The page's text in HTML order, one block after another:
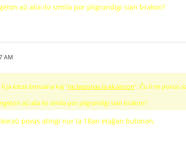
aŭ alia ilo simila por pligrandigi sian brakon?
AM
ja estas bonsana kaj "ne bezonas la ekzercon". Ĉu li ne povus
aŭ alia ilo simila por pligrandigi sian brakon?
povas atingi nur la 18an etaĝan butonon.